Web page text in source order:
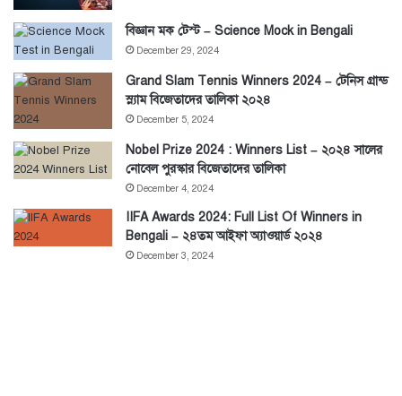
বিজ্ঞান মক টেস্ট – Science Mock in Bengali
December 29, 2024
Grand Slam Tennis Winners 2024 – টেনিস গ্রান্ড
স্ল্যাম বিজেতাদের তালিকা ২০২৪
December 5, 2024
Nobel Prize 2024 : Winners List – ২০২৪ সালের
নোবেল পুরস্কার বিজেতাদের তালিকা
December 4, 2024
IIFA Awards 2024: Full List Of Winners in
Bengali – ২৪তম আইফা অ্যাওয়ার্ড ২০২৪
December 3, 2024